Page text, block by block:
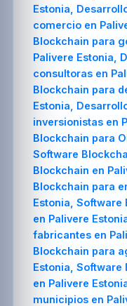
Estonia,
comercio en
Blockchain para
Palivere Estonia,
consultoras en
Blockchain para
Estonia,
inversionistas en
Blockchain para
Software
Blockchain en
Blockchain para
Estonia,
en Palivere
fabricantes en
Blockchain para
Estonia, Software
en Palivere
municipios en